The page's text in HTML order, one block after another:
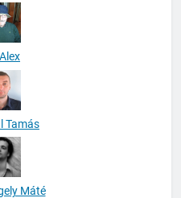
Tamás
Máté